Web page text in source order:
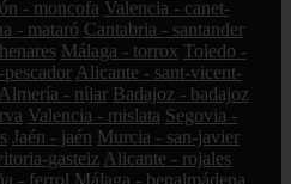
- moncofa Valencia - canet-
- mataró Cantabria - santander
Málaga - torrox Toledo -
Alicante - sant-vicent-
Almería - níjar Badajoz - badajoz
Valencia - mislata Segovia -
Jaén - jaén Murcia - san-javier
gasteiz Alicante - rojales